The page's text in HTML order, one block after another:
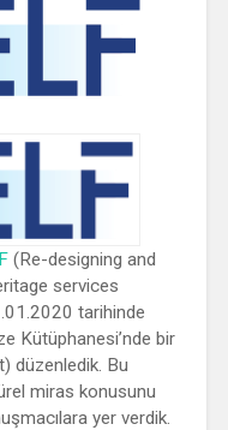
(Re-designing and
services
tarihinde
Kütüphanesi’nde bir
düzenledik. Bu
miras konusunu
yer verdik.